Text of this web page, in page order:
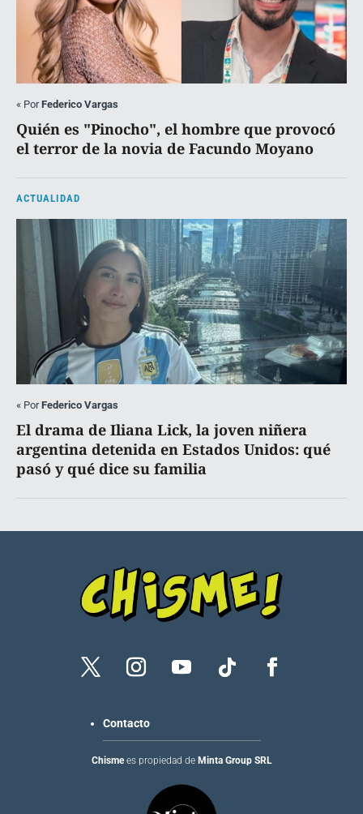
« PorFederico Vargas
Quién es "Pinocho", el hombre que provocó
el terror de la novia de Facundo Moyano
ACTUALIDAD
« PorFederico Vargas
El drama de Iliana Lick, la joven niñera
argentina detenida en Estados Unidos: qué
pasó y qué dice su familia
Contacto
Chismees propiedad de Minta Group SRL